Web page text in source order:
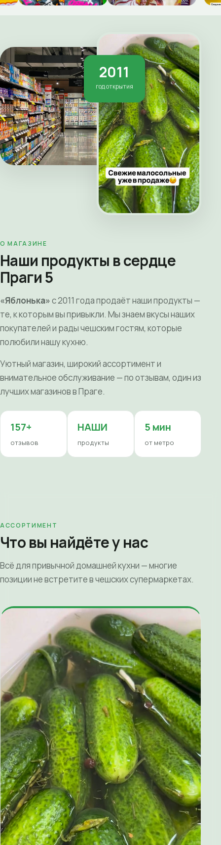
2011
год открытия
О МАГАЗИНЕ
Наши продукты в сердце
Праги 5
«Яблонька»с 2011 года продаёт наши продукты —
те, к которым вы привыкли. Мы знаем вкусы наших
покупателей и рады чешским гостям, которые
полюбили нашу кухню.
Уютный магазин, широкий ассортимент и
внимательное обслуживание — по отзывам, один из
лучших магазинов в Праге.
157+
отзывов
НАШИ
продукты
5 мин
от метро
АССОРТИМЕНТ
Что вы найдёте у нас
Всё для привычной домашней кухни — многие
позиции не встретите в чешских супермаркетах.